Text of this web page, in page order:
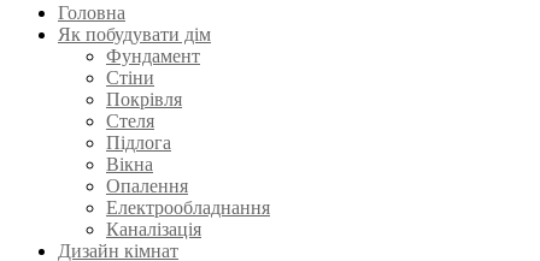
Головна
Як побудувати дім
Фундамент
Стіни
Покрівля
Стеля
Підлога
Вікна
Опалення
Електрообладнання
Каналізація
Дизайн кімнат